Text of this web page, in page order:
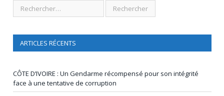
ARTICLES RÉCENTS
CÔTE D’IVOIRE : Un Gendarme récompensé pour son intégrité
face à une tentative de corruption